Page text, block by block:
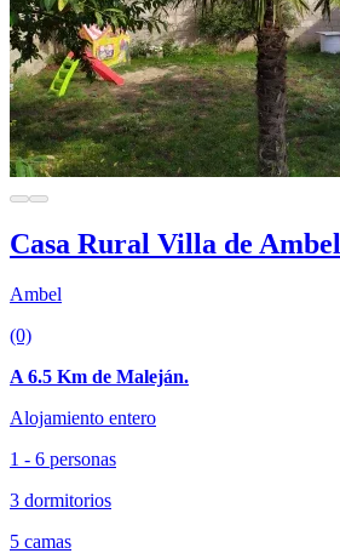
Casa Rural Villa de Ambel
Ambel
(0)
A 6.5 Km de Maleján.
Alojamiento entero
1 - 6 personas
3 dormitorios
5 camas